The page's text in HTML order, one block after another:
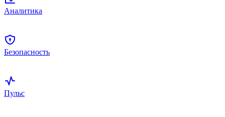
Аналитика
Безопасность
Пульс